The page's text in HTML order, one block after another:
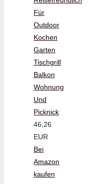
Für
Outdoor
Kochen
Garten
Tischgrill
Balkon
Wohnung
Und
Picknick
46,26
EUR
Bei
Amazon
kaufen